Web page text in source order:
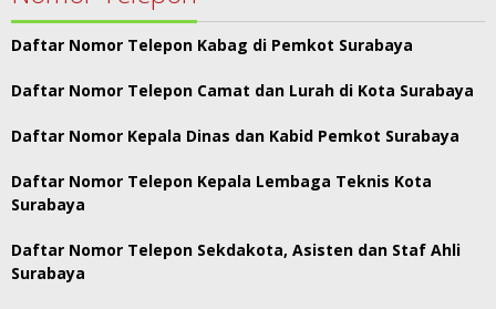
Daftar Nomor Telepon Kabag di Pemkot Surabaya
Daftar Nomor Telepon Camat dan Lurah di Kota Surabaya
Daftar Nomor Kepala Dinas dan Kabid Pemkot Surabaya
Daftar Nomor Telepon Kepala Lembaga Teknis Kota
Surabaya
Daftar Nomor Telepon Sekdakota, Asisten dan Staf Ahli
Surabaya